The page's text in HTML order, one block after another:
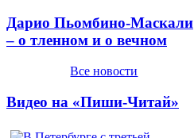
Дарио Пьомбино-Маскали
– о тленном и о вечном
Все новости
Видео на «Пиши-Читай»